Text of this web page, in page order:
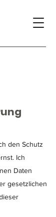
den Schutz
Ich
Daten
gesetzlichen